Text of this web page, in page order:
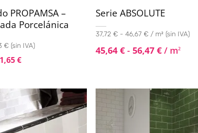
PROPAMSA –
Porcelánica
€ (sin IVA)
€
Serie ABSOLUTE
37,72 € - 46,67 € / m² (sin IVA)
45,64€ - 56,47€ / m2